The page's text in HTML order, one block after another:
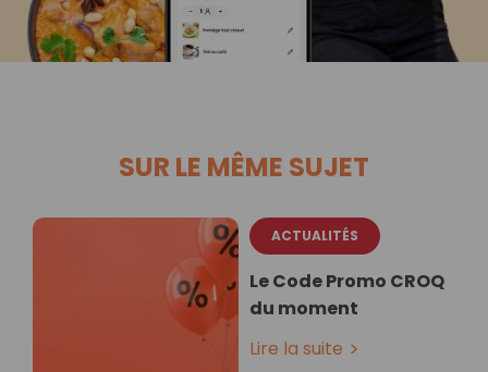
SUR LE MÊME SUJET
ACTUALITÉS
Le Code Promo CROQ
du moment
Lire la suite